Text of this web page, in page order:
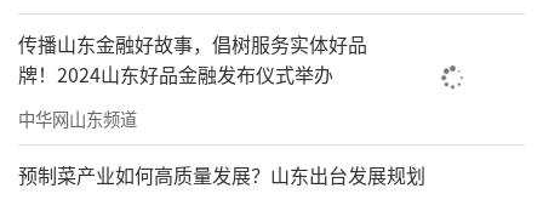
传播山东金融好故事，倡树服务实体好品
牌！2024山东好品金融发布仪式举办
中华网山东频道
预制菜产业如何高质量发展？山东出台发展规划